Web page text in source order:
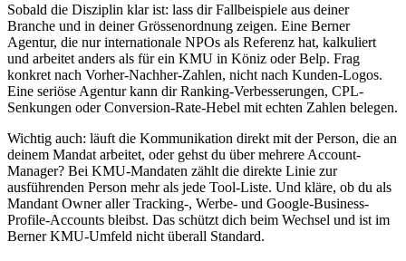
Sobald die Disziplin klar ist: lass dir Fallbeispiele aus deiner
Branche und in deiner Grössenordnung zeigen. Eine Berner
Agentur, die nur internationale NPOs als Referenz hat, kalkuliert
und arbeitet anders als für ein KMU in Köniz oder Belp. Frag
konkret nach Vorher-Nachher-Zahlen, nicht nach Kunden-Logos.
Eine seriöse Agentur kann dir Ranking-Verbesserungen, CPL-
Senkungen oder Conversion-Rate-Hebel mit echten Zahlen belegen.
Wichtig auch: läuft die Kommunikation direkt mit der Person, die an
deinem Mandat arbeitet, oder gehst du über mehrere Account-
Manager? Bei KMU-Mandaten zählt die direkte Linie zur
ausführenden Person mehr als jede Tool-Liste. Und kläre, ob du als
Mandant Owner aller Tracking-, Werbe- und Google-Business-
Profile-Accounts bleibst. Das schützt dich beim Wechsel und ist im
Berner KMU-Umfeld nicht überall Standard.